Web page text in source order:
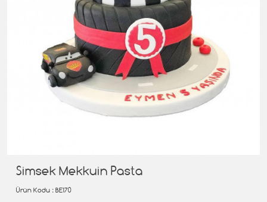
Simsek Mekkuin Pasta
Ürün Kodu : BE170